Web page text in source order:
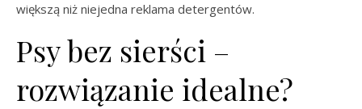
większą niż niejedna reklama detergentów.
Psy bez sierści –
rozwiązanie idealne?